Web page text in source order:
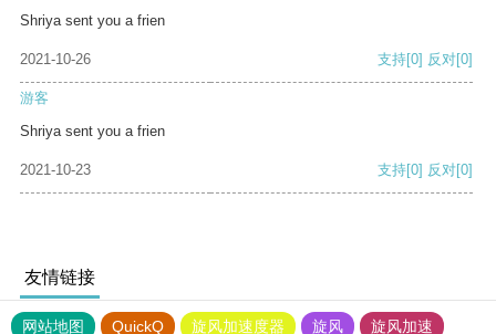
Shriya sent you a frien
2021-10-26 支持[0] 反对[0]
游客
Shriya sent you a frien
2021-10-23 支持[0] 反对[0]
友情链接
网站地图 QuickQ 旋风加速度器 旋风
旋风加速